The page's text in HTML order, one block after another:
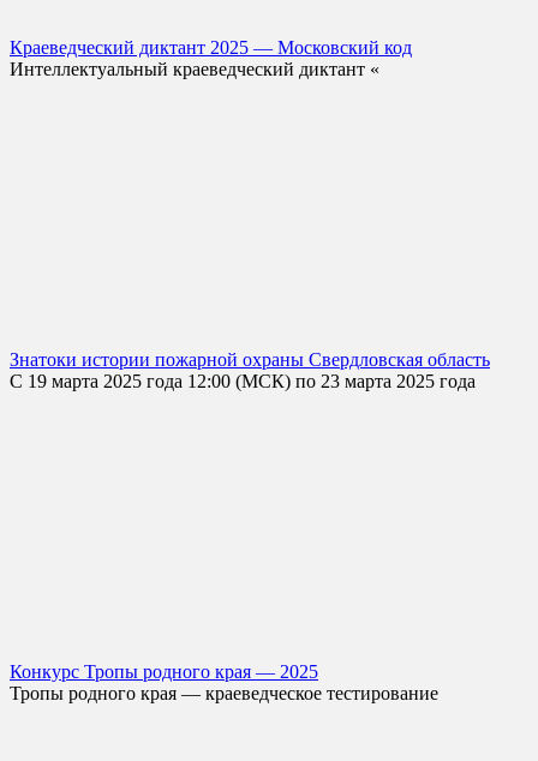
Краеведческий диктант 2025 — Московский код
Интеллектуальный краеведческий диктант «
Знатоки истории пожарной охраны Свердловская область
С 19 марта 2025 года 12:00 (МСК) по 23 марта 2025 года
Конкурс Тропы родного края — 2025
Тропы родного края — краеведческое тестирование